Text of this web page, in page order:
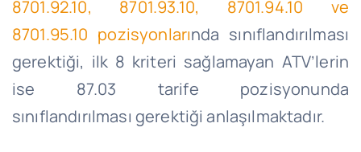
8701.92.10, 8701.93.10, 8701.94.10 ve
8701.95.10 pozisyonlarında sınıflandırılması
gerektiği, ilk 8 kriteri sağlamayan ATV’lerin
ise 87.03 tarife pozisyonunda
sınıflandırılması gerektiği anlaşılmaktadır.